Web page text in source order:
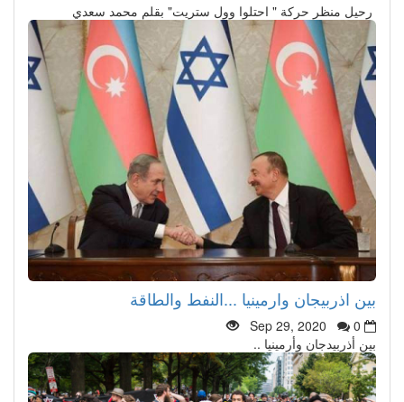
رحيل منظر حركة " احتلوا وول ستريت" بقلم محمد سعدي
بين اذربيجان وارمينيا ...النفط والطاقة
Sep 29, 2020
0
بين أذربيدجان وأرمينيا ..